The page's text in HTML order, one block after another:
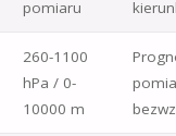
pomiaru
260-1100
hPa / 0-
10000 m